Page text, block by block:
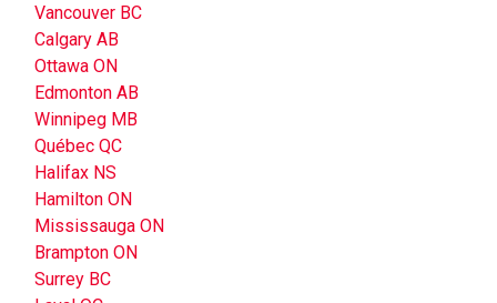
Vancouver BC
Calgary AB
Ottawa ON
Edmonton AB
Winnipeg MB
Québec QC
Halifax NS
Hamilton ON
Mississauga ON
Brampton ON
Surrey BC